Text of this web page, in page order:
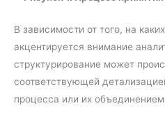
В зависимости от того, на
акцентируется внимание
структурирование может
соответствующей
процесса или их